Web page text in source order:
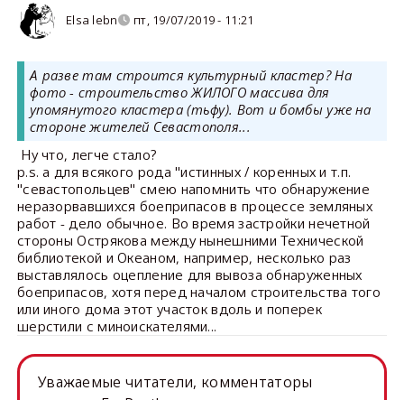
Elsa lebn пт, 19/07/2019 - 11:21
А разве там строится культурный кластер? На
фото - строительство ЖИЛОГО массива для
упомянутого кластера (тьфу). Вот и бомбы уже на
стороне жителей Севастополя...
Ну что, легче стало?
p.s. а для всякого рода "истинных / коренных и т.п.
"севастопольцев" смею напомнить что обнаружение
неразорвавшихся боеприпасов в процессе земляных
работ - дело обычное. Во время застройки нечетной
стороны Острякова между нынешними Технической
библиотекой и Океаном, например, несколько раз
выставлялось оцепление для вывоза обнаруженных
боеприпасов, хотя перед началом строительства того
или иного дома этот участок вдоль и поперек
шерстили с миноискателями...
Уважаемые читатели, комментаторы